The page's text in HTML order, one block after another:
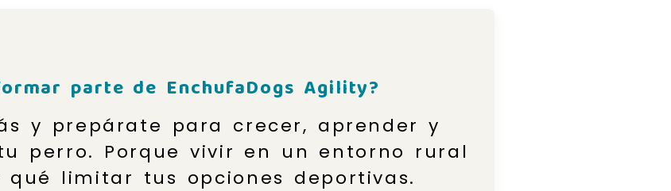
parte de EnchufaDogs Agility?
y prepárate para crecer, aprender y
perro. Porque vivir en un entorno rural
limitar tus opciones deportivas.